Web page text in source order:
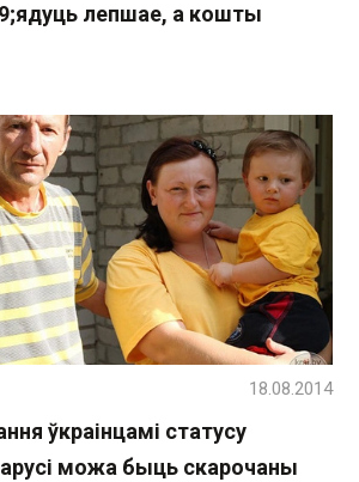
лепшае, а кошты
ўкраінцамі статусу
можа быць скарочаны
18.08.2014